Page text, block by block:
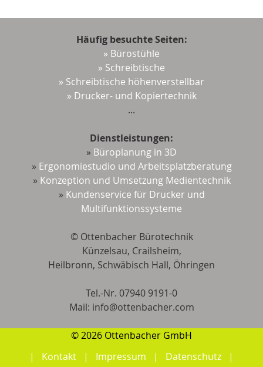
Häufig besuchte Seiten:
» Bürostühle
» Schreibtische
» Schreibtische höhenverstellbar
» Drucker- und Kopiertechnik
...
Dienstleistungen:
» Büroplanung in 3D
» Ergonomiestudio und Arbeitsplatzberatung
» Konzeption und Umsetzung Medientechnik
» Kundenservice für Drucker und
Multifunktionssysteme
© Ottenbacher Bürotechnik
Künzelsau, Crailsheim,
Heilbronn, Schwäbisch Hall, Öhringen
Tel.-Nr. 07940 9191-0
Mail: ​​​​​​info@ottenbacher.com
© 2026 Ottenbacher GmbH
Kontakt
Impressum Datenschutz